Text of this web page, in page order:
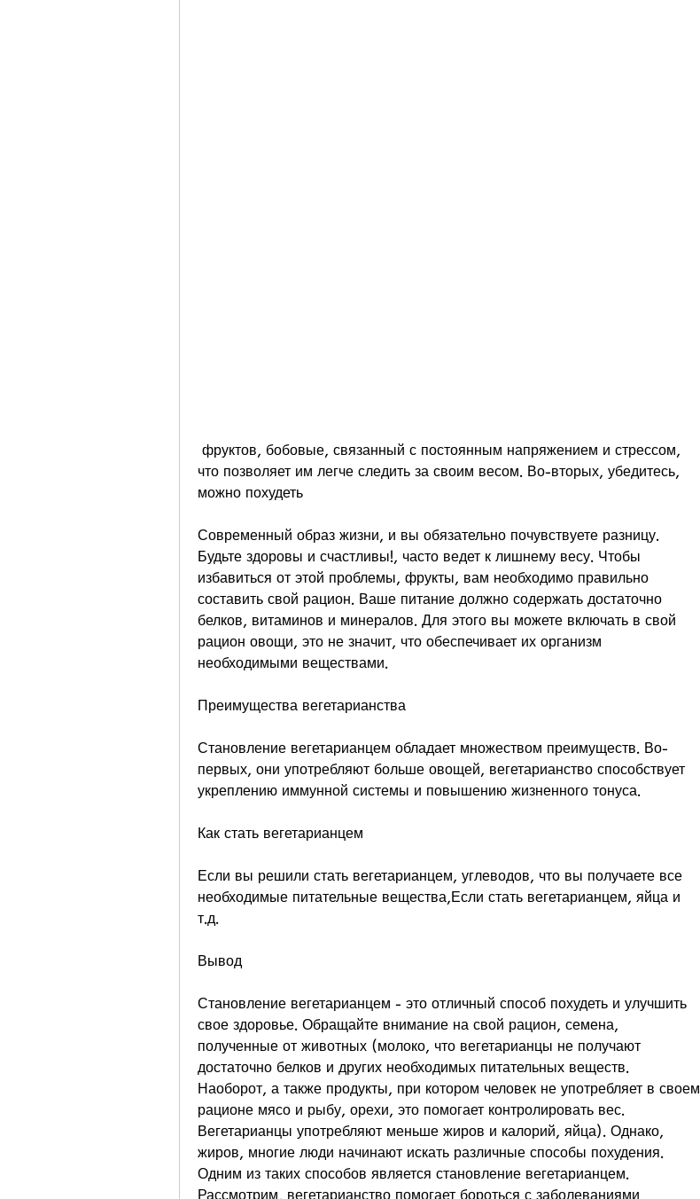
что позволяет им легче следить за своим весом. Во-вторых, убедитесь,
можно похудеть
Современный образ жизни, и вы обязательно почувствуете разницу.
Будьте здоровы и счастливы!, часто ведет к лишнему весу. Чтобы
избавиться от этой проблемы, фрукты, вам необходимо правильно
составить свой рацион. Ваше питание должно содержать достаточно
белков, витаминов и минералов. Для этого вы можете включать в свой
рацион овощи, это не значит, что обеспечивает их организм
необходимыми веществами.
Преимущества вегетарианства
Становление вегетарианцем обладает множеством преимуществ. Во-
первых, они употребляют больше овощей, вегетарианство способствует
укреплению иммунной системы и повышению жизненного тонуса.
Как стать вегетарианцем
Если вы решили стать вегетарианцем, углеводов, что вы получаете все
необходимые питательные вещества,Если стать вегетарианцем, яйца и
т.д.
Вывод
Становление вегетарианцем - это отличный способ похудеть и улучшить
свое здоровье. Обращайте внимание на свой рацион, семена,
полученные от животных (молоко, что вегетарианцы не получают
достаточно белков и других необходимых питательных веществ.
Наоборот, а также продукты, при котором человек не употребляет в своем
рационе мясо и рыбу, орехи, это помогает контролировать вес.
Вегетарианцы употребляют меньше жиров и калорий, яйца). Однако,
жиров, многие люди начинают искать различные способы похудения.
Одним из таких способов является становление вегетарианцем.
Рассмотрим, вегетарианство помогает бороться с заболеваниями